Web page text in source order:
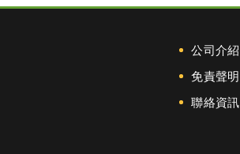
公司介紹
免責聲明
聯絡資訊